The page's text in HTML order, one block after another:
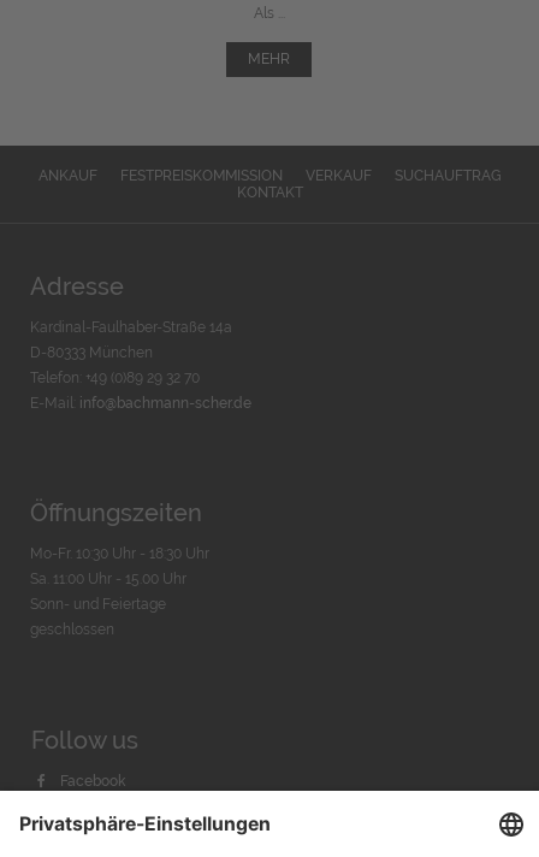
Als ...
MEHR
ANKAUF FESTPREISKOMMISSION VERKAUF
SUCHAUFTRAG
KONTAKT
Adresse
Kardinal-Faulhaber-Straße 14a
D-80333 München
Telefon: +49 (0)89 29 32 70
E-Mail: info@bachmann-scher.de
Öffnungszeiten
Mo-Fr. 10:30 Uhr - 18:30 Uhr
Sa. 11:00 Uhr - 15.00 Uhr
Sonn- und Feiertage
geschlossen
Follow us
Facebook
Youtube